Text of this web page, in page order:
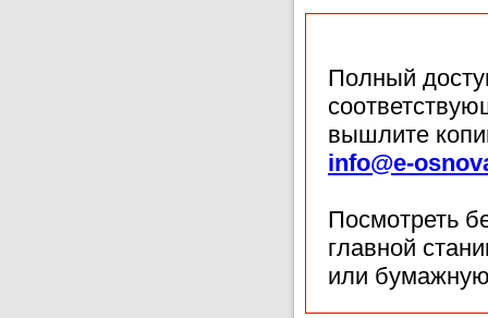
Полный
вышлите
info@e-
Посмотреть
главной
или